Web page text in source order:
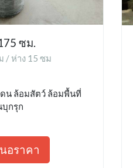
ซม.
/ ห่าง 15 ซม
น ล้อมสัตว์ ล้อมพื้นที่
กรุก
อราคา